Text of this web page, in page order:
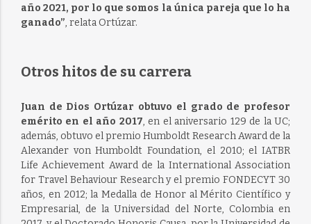
año 2021, por lo que somos la única pareja que lo ha
ganado”, relata Ortúzar.
Otros hitos de su carrera
Juan de Dios Ortúzar obtuvo el grado de profesor
emérito en el año 2017, en el aniversario 129 de la UC;
además, obtuvo el premio Humboldt Research Award de la
Alexander von Humboldt Foundation, el 2010; el IATBR
Life Achievement Award de la International Association
for Travel Behaviour Research y el premio FONDECYT 30
años, en 2012; la Medalla de Honor al Mérito Científico y
Empresarial, de la Universidad del Norte, Colombia en